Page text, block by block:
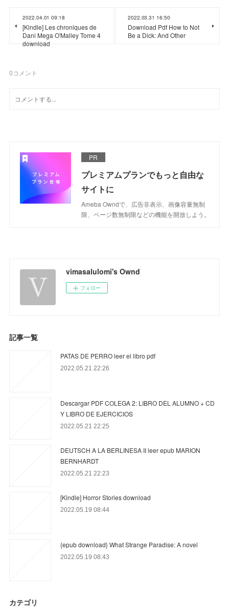
2022.04.01 09:18
[Kindle] Les chroniques de
Dani Mega O'Malley Tome 4
download
2022.03.31 16:50
Download Pdf How to Not
Be a Dick: And Other
0コメント
PR
プレミアムプランでもっと自由な
サイトに
Ameba Owndで、広告非表示、画像容量無制
限、ページ数無制限などの機能を開放しよう。
vimasalulomi's Ownd
フォロー
記事一覧
PATAS DE PERRO leer el libro pdf
2022.05.21 22:26
Descargar PDF COLEGA 2: LIBRO DEL ALUMNO + CD
Y LIBRO DE EJERCICIOS
2022.05.21 22:25
DEUTSCH A LA BERLINESA II leer epub MARION
BERNHARDT
2022.05.21 22:23
[Kindle] Horror Stories download
2022.05.19 08:44
{epub download} What Strange Paradise: A novel
2022.05.19 08:43
カテゴリ